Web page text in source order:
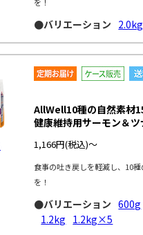
●バリエーション 2.0kg
AllWell10種の自然素材
健康維持用サーモン＆
1,166円(税込)～
食事の吐き戻しを軽減し、10
を！
●バリエーション 600g
1.2kg 1.2kg×5